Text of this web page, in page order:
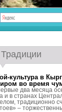
Традиции
культура в
во время
два месяца
и в странах
традиционно
–